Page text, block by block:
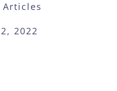
Articles
2022